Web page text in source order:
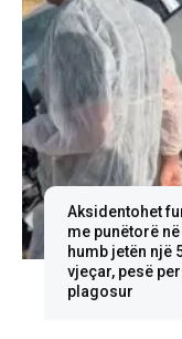
Aksidentohet
me punëtorë
humb jetën një
vjeçar, pesë
plagosur